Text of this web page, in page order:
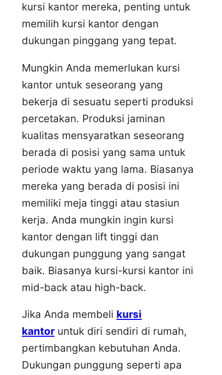
kursi kantor mereka, penting untuk
memilih kursi kantor dengan
dukungan pinggang yang tepat.
Mungkin Anda memerlukan kursi
kantor untuk seseorang yang
bekerja di sesuatu seperti produksi
percetakan. Produksi jaminan
kualitas mensyaratkan seseorang
berada di posisi yang sama untuk
periode waktu yang lama. Biasanya
mereka yang berada di posisi ini
memiliki meja tinggi atau stasiun
kerja. Anda mungkin ingin kursi
kantor dengan lift tinggi dan
dukungan punggung yang sangat
baik. Biasanya kursi-kursi kantor ini
mid-back atau high-back.
Jika Anda membeli kursi
kantor untuk diri sendiri di rumah,
pertimbangkan kebutuhan Anda.
Dukungan punggung seperti apa